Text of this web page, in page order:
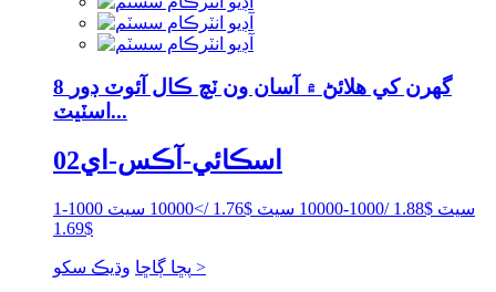
8 گهرن کي هلائڻ ۾ آسان ون ٽچ ڪال آئوٽ ڊور
اسٽيٽ...
اسڪائي-آڪس-اي02
1-1000 سيٽ $1.88 /1000-10000 سيٽ $1.76 />10000 سيٽ
$1.69
پڇا ڳاڇا وڌيڪ سکو >